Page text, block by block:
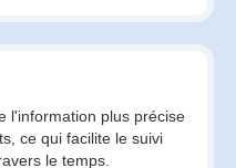
l'information plus précise
ce qui facilite le suivi
le temps.